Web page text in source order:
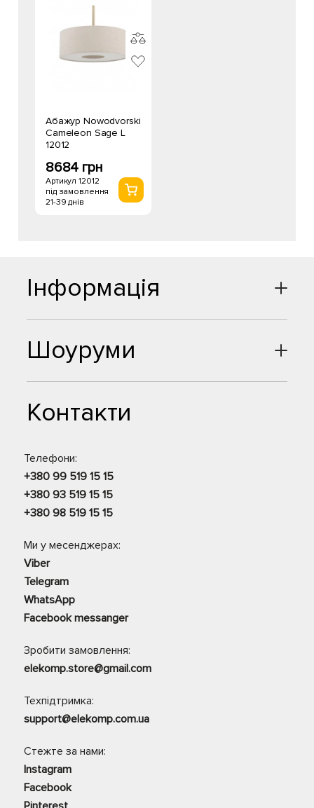
Абажур Nowodvorski
Cameleon Sage L
12012
8684 грн
Артикул 12012
під замовлення
21-39 днів
Шоуруми
Контакти
Телефони:
+380 99 519 15 15
+380 93 519 15 15
+380 98 519 15 15
Ми у месенджерах:
Viber
Telegram
WhatsApp
Facebook messanger
Зробити замовлення:
elekomp.store@gmail.com
Техпідтримка:
support@elekomp.com.ua
Стежте за нами:
Instagram
Facebook
Інформація